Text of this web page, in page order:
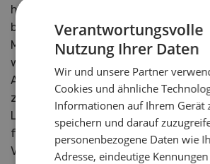
hinsichtlich der Proteinversorgung
besteht weiterhin ein Bedarf für
Mischfutter, welches ganz
werden kann. Der Anbau von
Ackerbohnen, Lupinen oder
zu anderen Druschfrüchten
Leguminosen sind aber eine
für getreidebetonte Fruchtfolgen
Vorfrüchte für eine Vielzahl anderer
Verantwortungsvolle
Nutzung Ihrer Daten
Wir und unsere Partner
Cookies und ähnliche
Informationen auf Ihrem Gerät
speichern und darauf
personenbezogene Daten wie
Adresse, eindeutige